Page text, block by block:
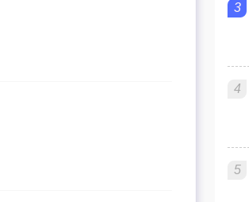
3
4
5